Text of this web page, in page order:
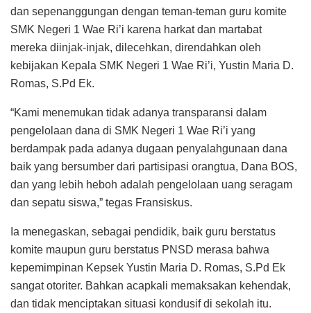
dan sepenanggungan dengan teman-teman guru komite
SMK Negeri 1 Wae Ri’i karena harkat dan martabat
mereka diinjak-injak, dilecehkan, direndahkan oleh
kebijakan Kepala SMK Negeri 1 Wae Ri’i, Yustin Maria D.
Romas, S.Pd Ek.
“Kami menemukan tidak adanya transparansi dalam
pengelolaan dana di SMK Negeri 1 Wae Ri’i yang
berdampak pada adanya dugaan penyalahgunaan dana
baik yang bersumber dari partisipasi orangtua, Dana BOS,
dan yang lebih heboh adalah pengelolaan uang seragam
dan sepatu siswa,” tegas Fransiskus.
Ia menegaskan, sebagai pendidik, baik guru berstatus
komite maupun guru berstatus PNSD merasa bahwa
kepemimpinan Kepsek Yustin Maria D. Romas, S.Pd Ek
sangat otoriter. Bahkan acapkali memaksakan kehendak,
dan tidak menciptakan situasi kondusif di sekolah itu.